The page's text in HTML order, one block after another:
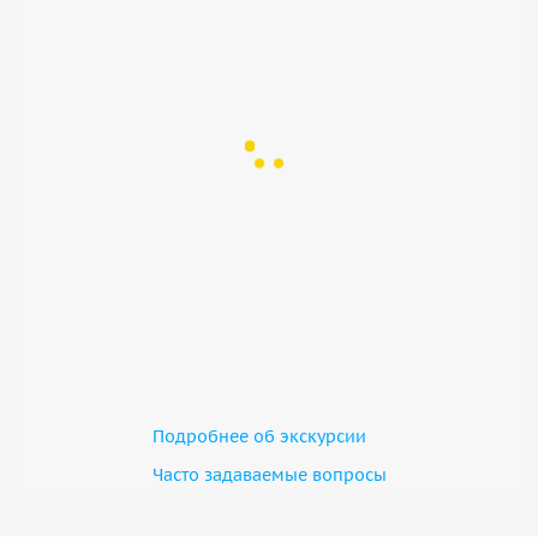
Подробнее об экскурсии
Часто задаваемые вопросы